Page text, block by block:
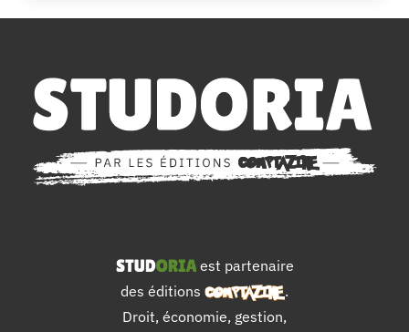
est partenaire
des éditions
.
Droit, économie, gestion,